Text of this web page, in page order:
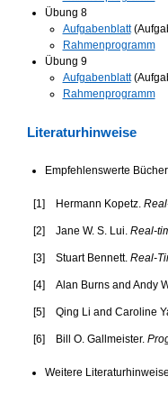
Übung 8
Aufgabenblatt
Rahmenprogramm
Übung 9
Aufgabenblatt
Rahmenprogramm
Literaturhinweise
Empfehlenswerte
[1] Hermann Kopetz.
[2] Jane W. S. Lui. Real-
[3] Stuart Bennett. Real-
[4] Alan Burns and Andy
[5] Qing Li and Caroline
[6] Bill O. Gallmeister.
Weitere